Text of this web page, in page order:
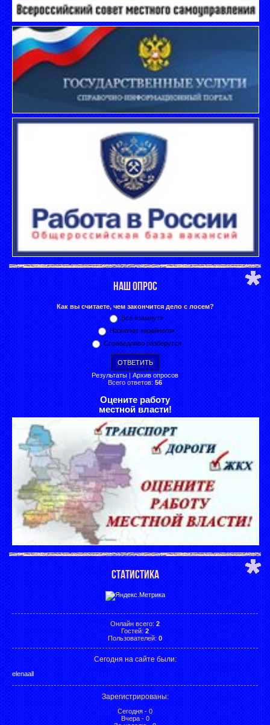
НАШ ОПРОС
Как вы считаете, чем закончится дело с лосем?
Всё «замнут»
Назначат «крайнего»
Справедливо разберутся
Результаты | Архив опросов
Всего ответов: 56
Оцените работу
местной власти!
СТАТИСТИКА
Онлайн всего: 2
Гостей: 2
Пользователей: 0
Сегодня на сайте были:
elenaall
Зарегистрированы:
Сегодня - 0
Вчера - 0